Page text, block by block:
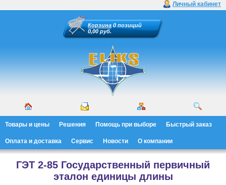
Личный кабинет
Корзина 0 позиций
0,00 руб.
Товары и цены Решения Помощь при выборе Быстрый заказ
Оплата и доставка Сервис Новости О компании
ГЭТ 2-85 Государственный первичный
эталон единицы длины